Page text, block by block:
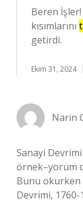
Beren İşler!
kısımlarını
getirdi.
Ekim 31, 2024
Narin
Sanayi
örnek–yorum
Bunu okurken
Devrimi, 1760-